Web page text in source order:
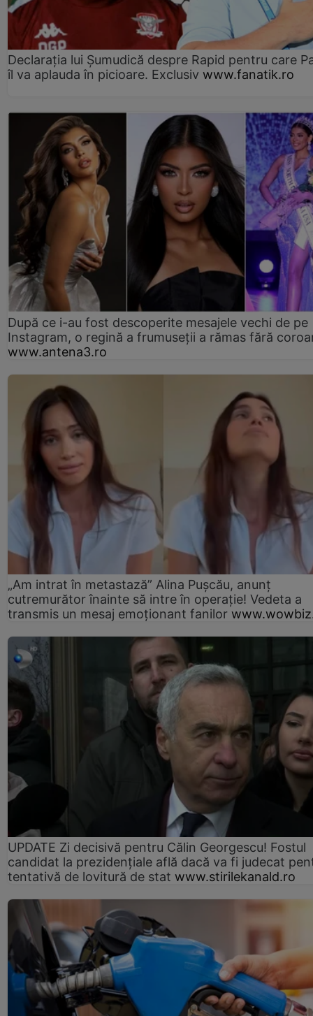
Declarația lui Șumudică despre Rapid pentru care
îl va aplauda în picioare. Exclusiv www.fanatik.ro
După ce i-au fost descoperite mesajele vechi de pe
Instagram, o regină a frumuseții a rămas fără
www.antena3.ro
„Am intrat în metastază” Alina Pușcău, anunț
cutremurător înainte să intre în operație! Vedeta a
transmis un mesaj emoționant fanilor
UPDATE Zi decisivă pentru Călin Georgescu! Fostul
candidat la prezidențiale află dacă va fi judecat
tentativă de lovitură de stat www.stirilekanald.ro